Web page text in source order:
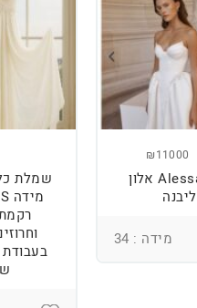
₪11000
Alessandra אלון
ליבנה
מידה : 34
שמלת